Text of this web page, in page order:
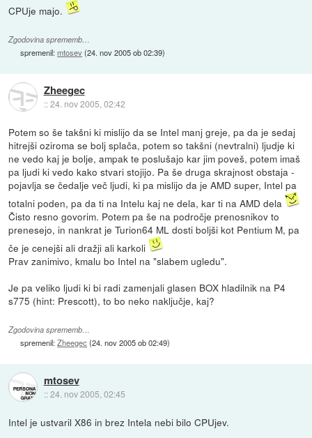
CPUje majo.
Zgodovina sprememb…
spremenil:mtosev(24. nov 2005 ob 02:39)
Zheegec
::24. nov 2005, 02:42
Potem so še takšni ki mislijo da se Intel manj greje, pa da je sedaj
hitrejši oziroma se bolj splača, potem so takšni (nevtralni) ljudje ki
ne vedo kaj je bolje, ampak te poslušajo kar jim poveš, potem imaš
pa ljudi ki vedo kako stvari stojijo. Pa še druga skrajnost obstaja -
pojavlja se čedalje več ljudi, ki pa mislijo da je AMD super, Intel pa
totalni poden, pa da ti na Intelu kaj ne dela, kar ti na AMD dela
Čisto resno govorim. Potem pa še na področje prenosnikov to
prenesejo, in nankrat je Turion64 ML dosti boljši kot Pentium M, pa
če je cenejši ali dražji ali karkoli
Prav zanimivo, kmalu bo Intel na "slabem ugledu".
Je pa veliko ljudi ki bi radi zamenjali glasen BOX hladilnik na P4
s775 (hint: Prescott), to bo neko naključje, kaj?
Zgodovina sprememb…
spremenil:Zheegec (24. nov 2005 ob 02:49)
mtosev
::24. nov 2005, 02:45
Intel je ustvaril X86 in brez Intela nebi bilo CPUjev.